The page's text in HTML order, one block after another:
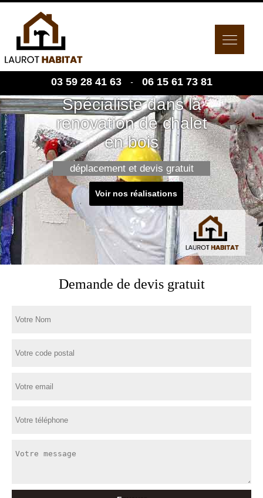
03 59 28 41 63 - 06 15 61 73 81
Spécialiste dans la
renovation de chalet
en bois
déplacement et devis gratuit
Voir nos réalisations
Demande de devis gratuit